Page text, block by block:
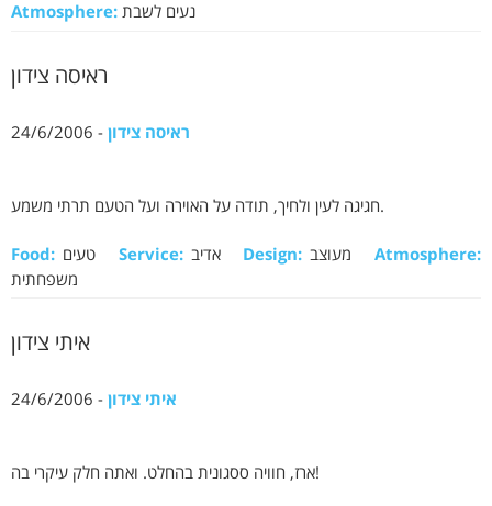
Atmosphere: נעים לשבת
ראיסה צידון
ראיסה צידון - 24/6/2006
חגיגה לעין ולחיך, תודה על האוירה ועל הטעם תרתי משמע.
Food: טעים Service: אדיב Design: מעוצבAtmosphere:
משפחתית
איתי צידון
איתי צידון - 24/6/2006
ארז, חוויה ססגונית בהחלט. ואתה חלק עיקרי בה!